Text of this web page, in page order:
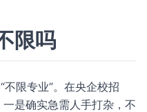
限吗
不限专业”。在央企校招
是确实急需人手打杂，不